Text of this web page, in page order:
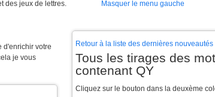
des jeux de lettres. Masquer le menu gauche
d'enrichir votre
je vous
Retour à la liste des dernières nouveautés
Tous les tirages des
contenant QY
Cliquez sur le bouton dans la deuxème